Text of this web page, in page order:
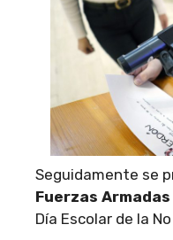
Seguidamente se
Fuerzas Armadas
Día Escolar de la